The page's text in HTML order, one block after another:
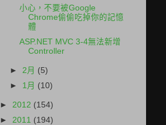
小心，不要被Google
Chrome偷偷吃掉你的記憶
體
ASP.NET MVC 3-4無法新增
Controller
► 2月 (5)
► 1月 (10)
► 2012 (154)
► 2011 (194)